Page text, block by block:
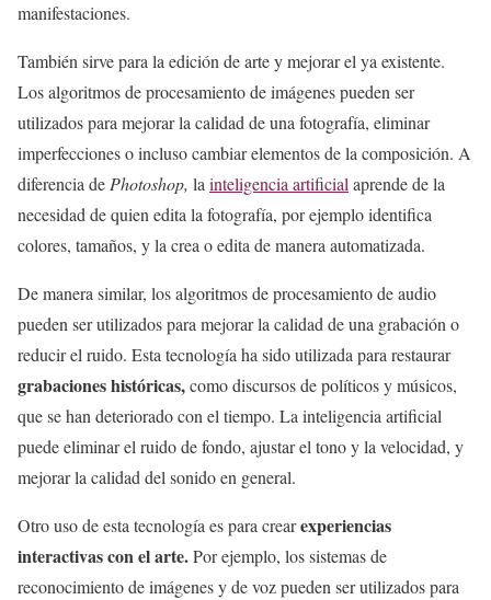
manifestaciones.
También sirve para la edición de arte y mejorar el ya existente.
Los algoritmos de procesamiento de imágenes pueden ser
utilizados para mejorar la calidad de una fotografía, eliminar
imperfecciones o incluso cambiar elementos de la composición. A
diferencia dePhotoshop, lainteligencia artificialaprende de la
necesidad de quien edita la fotografía, por ejemplo identifica
colores, tamaños, y la crea o edita de manera automatizada.
De manera similar, los algoritmos de procesamiento de audio
pueden ser utilizados para mejorar la calidad de una grabación o
reducir el ruido. Esta tecnología ha sido utilizada para restaurar
grabaciones históricas,como discursos de políticos y músicos,
que se han deteriorado con el tiempo. La inteligencia artificial
puede eliminar el ruido de fondo, ajustar el tono y la velocidad, y
mejorar la calidad del sonido en general.
Otro uso de esta tecnología es para crearexperiencias
interactivas con el arte.Por ejemplo, los sistemas de
reconocimiento de imágenes y de voz pueden ser utilizados para